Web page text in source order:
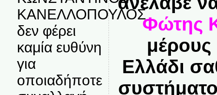
ΚΑΝΕΛΛΟΠΟΥΛΟΣ
δεν φέρει
καμία ευθύνη
για
οποιαδήποτε
Φώτης
μέρους
Ελλάδι